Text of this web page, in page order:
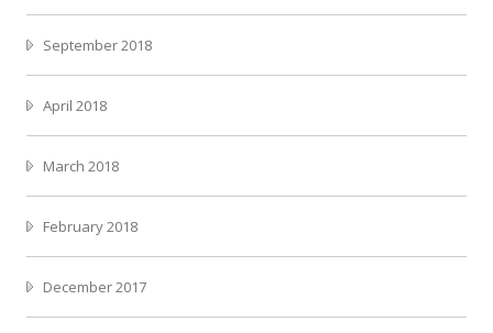
September 2018
April 2018
March 2018
February 2018
December 2017